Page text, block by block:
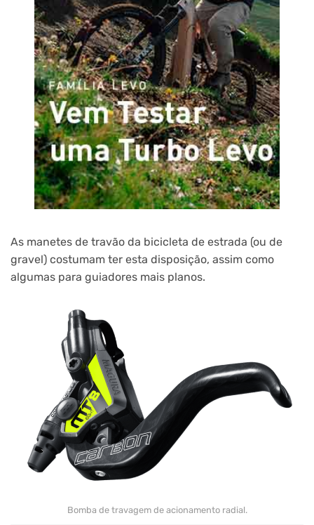
As manetes de travão da bicicleta de estrada (ou de
gravel) costumam ter esta disposição, assim como
algumas para guiadores mais planos.
Bomba de travagem de acionamento radial.